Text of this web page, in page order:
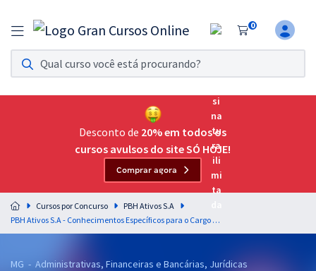
0
Assinatura Ilimitada 11
Acesso a todos os cursos. Teste grátis por 7 dias!
Assinatura OAB Até Passar
Acesso ilimitado a toda preparação para o Exame da
Residências Multiprofissionais
Preparação completa e intensiva para as principais
residências em saúde do Brasil
Desconto de 20% em todos os
cursos avulsos do site SÓ HOJE!
Comprar agora
Cursos por Concurso
PBH Ativos S.A
PBH Ativos S.A - Conhecimentos Específicos para o Cargo de Analista Contábil com a Equipe Gran
MG - Administrativas, Financeiras e Bancárias, Jurídicas